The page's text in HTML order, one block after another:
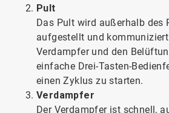
Pult
Das Pult wird außerhalb des
aufgestellt und
Verdampfer und den
einfache Drei-Tasten-
einen Zyklus zu starten.
Verdampfer
Der Verdampfer ist schnell,